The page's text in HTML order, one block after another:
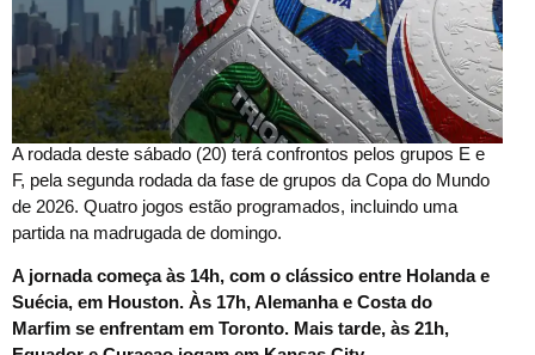
A rodada deste sábado (20) terá confrontos pelos grupos E e
F, pela segunda rodada da fase de grupos da Copa do Mundo
de 2026. Quatro jogos estão programados, incluindo uma
partida na madrugada de domingo.
A jornada começa às 14h, com o clássico entre Holanda e
Suécia, em Houston. Às 17h, Alemanha e Costa do
Marfim se enfrentam em Toronto. Mais tarde, às 21h,